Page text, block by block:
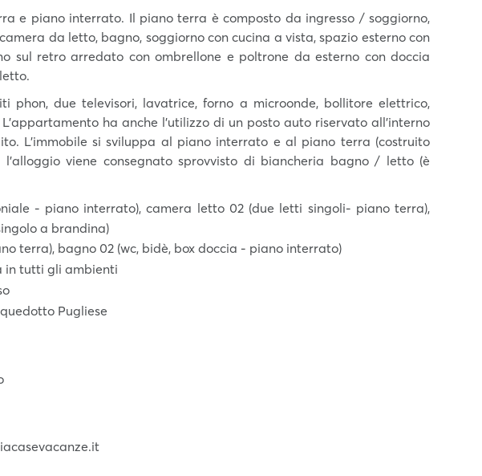
e piano interrato. Il piano terra è composto da ingresso / soggiorno,
da letto, bagno, soggiorno con cucina a vista, spazio esterno con
sul retro arredato con ombrellone e poltrone da esterno con doccia
due televisori, lavatrice, forno a microonde, bollitore elettrico,
ha anche l’utilizzo di un posto auto riservato all'interno
L’immobile si sviluppa al piano interrato e al piano terra (costruito
viene consegnato sprovvisto di biancheria bagno / letto (è
- piano interrato), camera letto 02 (due letti singoli- piano terra),
a brandina)
terra), bagno 02 (wc, bidè, box doccia - piano interrato)
in tutti gli ambienti
Pugliese